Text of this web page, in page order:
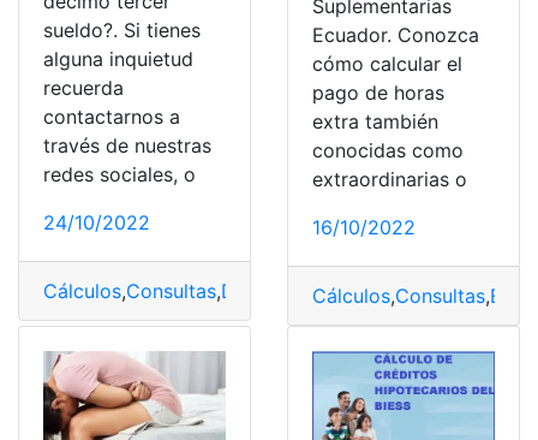
sueldo?. Si tienes
alguna inquietud
recuerda
contactarnos a
través de nuestras
redes sociales, o
24/10/2022
Cálculos,Consultas,Décimo tercer sueldo,Decimos
Suplementarias
Ecuador. Conozca
cómo calcular el
pago de horas
extra también
conocidas como
extraordinarias o
16/10/2022
Cálculos,Consultas,